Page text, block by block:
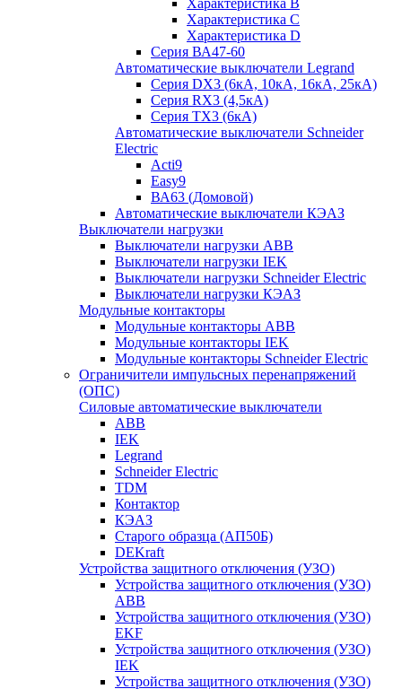
Характеристика B
Характеристика C
Характеристика D
Серия ВА47-60
Автоматические выключатели Legrand
Серия DX3 (6кА, 10кА, 16кА, 25кА)
Серия RX3 (4,5кА)
Серия TX3 (6кА)
Автоматические выключатели Schneider
Electric
Acti9
Easy9
ВА63 (Домовой)
Автоматические выключатели КЭАЗ
Выключатели нагрузки
Выключатели нагрузки ABB
Выключатели нагрузки IEK
Выключатели нагрузки Schneider Electric
Выключатели нагрузки КЭАЗ
Модульные контакторы
Модульные контакторы ABB
Модульные контакторы IEK
Модульные контакторы Schneider Electric
Ограничители импульсных перенапряжений
(ОПС)
Силовые автоматические выключатели
ABB
IEK
Legrand
Schneider Electric
TDM
Контактор
КЭАЗ
Старого образца (АП50Б)
DEKraft
Устройства защитного отключения (УЗО)
Устройства защитного отключения (УЗО)
ABB
Устройства защитного отключения (УЗО)
EKF
Устройства защитного отключения (УЗО)
IEK
Устройства защитного отключения (УЗО)